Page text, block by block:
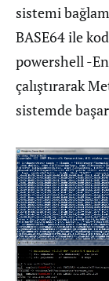
sistemi
BASE64 ile
powershell -
çalıştırarak
sistemde